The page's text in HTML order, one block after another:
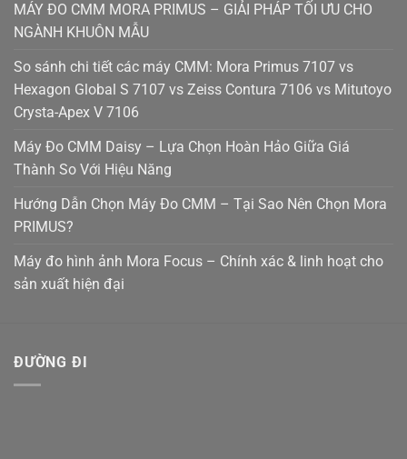
MÁY ĐO CMM MORA PRIMUS – GIẢI PHÁP TỐI ƯU CHO
NGÀNH KHUÔN MẪU
So sánh chi tiết các máy CMM: Mora Primus 7107 vs
Hexagon Global S 7107 vs Zeiss Contura 7106 vs Mitutoyo
Crysta-Apex V 7106
Máy Đo CMM Daisy – Lựa Chọn Hoàn Hảo Giữa Giá
Thành So Với Hiệu Năng
Hướng Dẫn Chọn Máy Đo CMM – Tại Sao Nên Chọn Mora
PRIMUS?
Máy đo hình ảnh Mora Focus – Chính xác & linh hoạt cho
sản xuất hiện đại
ĐƯỜNG ĐI